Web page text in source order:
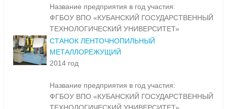
Название предприятия в год участия:
ФГБОУ ВПО «КУБАНСКИЙ ГОСУДАРСТВЕННЫЙ
ТЕХНОЛОГИЧЕСКИЙ УНИВЕРСИТЕТ»
СТАНОК ЛЕНТОЧНОПИЛЬНЫЙ
МЕТАЛЛОРЕЖУЩИЙ
2014 год
Название предприятия в год участия:
ФГБОУ ВПО «КУБАНСКИЙ ГОСУДАРСТВЕННЫЙ